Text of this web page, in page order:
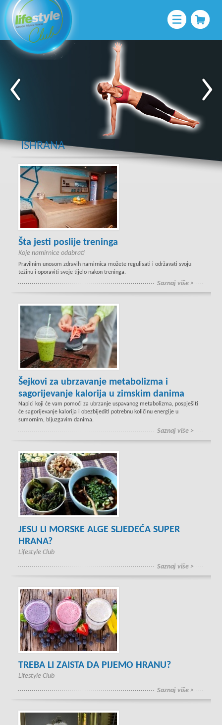
ISHRANA
Šta jesti poslije treninga
Koje namirnice odabrati
Pravilnim unosom zdravih namirnica možete regulisati i održavati svoju
težinu i oporaviti svoje tijelo nakon treninga.
Saznaj više >
Šejkovi za ubrzavanje metabolizma i
sagorijevanje kalorija u zimskim danima
Napici koji će vam pomoći za ubrzanje uspavanog metabolizma, pospješiti
će sagorijevanje kalorija i obezbijediti potrebnu količinu energije u
sumornim, bljuzgavim danima.
Saznaj više >
JESU LI MORSKE ALGE SLJEDEĆA SUPER
HRANA?
Lifestyle Club
Saznaj više >
TREBA LI ZAISTA DA PIJEMO HRANU?
Lifestyle Club
Saznaj više >